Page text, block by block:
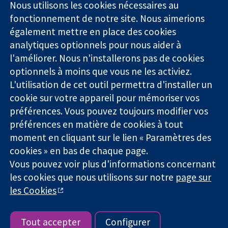
Des données
probantes.
Des décisions
éclairées.
Une meilleure
santé.
Square
Londres
W1G0AN
Royaume-Uni
nous
Actualités
Service de
presse
Qui sommes-
nous
Offres
d'emploi
Library
La Collaboration Cochrane est une association caritative (n°
1045921) et une société à responsabilité limitée par garantie (n°
03044323) enregistrée en Angleterre et au Pays de Galles. Numéro
de TVA : GB 718 2127 49.
Copyright © 2026 The Cochrane Collaboration
Conditions Générales|Mentions légales|Politique de
confidentialité|Politique d'usage des cookies
Nous utilisons les cookies nécessaires au
fonctionnement de notre site. Nous aimerions
également mettre en place des cookies
analytiques optionnels pour nous aider à
l'améliorer. Nous n'installerons pas de cookies
optionnels à moins que vous ne les activiez.
L'utilisation de cet outil permettra d'installer un
cookie sur votre appareil pour mémoriser vos
préférences. Vous pouvez toujours modifier vos
préférences en matière de cookies à tout
moment en cliquant sur le lien « Paramètres des
cookies » en bas de chaque page.
Vous pouvez voir plus d'informations concernant
les cookies que nous utilisons sur notre page sur
les Cookies
Tout accepter Configurer